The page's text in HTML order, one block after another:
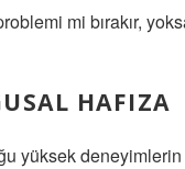
mi bırakır,
HAFIZA
yüksek deneyimlerin